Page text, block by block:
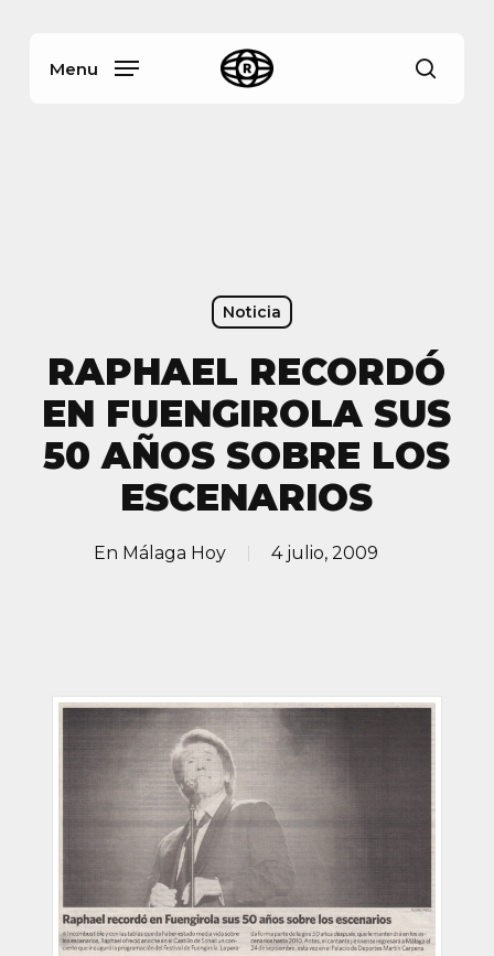
Menu
Noticia
RAPHAEL RECORDÓ
EN FUENGIROLA SUS
50 AÑOS SOBRE LOS
ESCENARIOS
En Málaga Hoy 4 julio, 2009